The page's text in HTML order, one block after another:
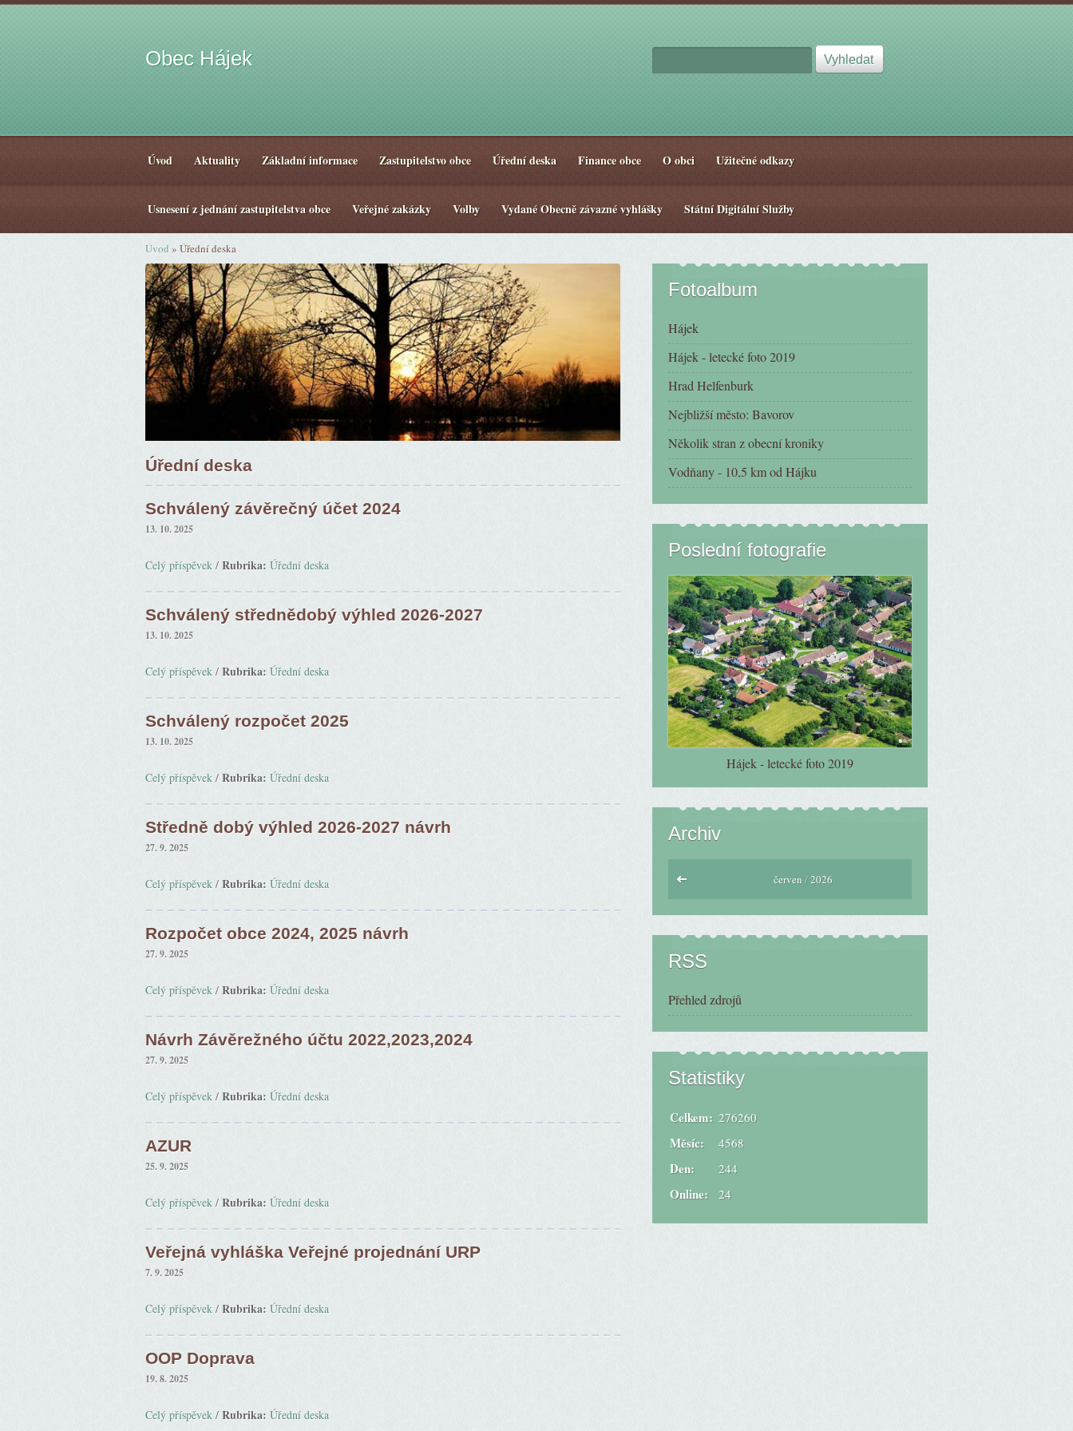
Obec Hájek
Úvod Aktuality Základní informace Zastupitelstvo obce Úřední deska Finance obce O obci Užitečné odkazy
Usnesení z jednání zastupitelstva obce Veřejné zakázky Volby Vydané Obecně závazné vyhlášky Státní Digitální Služby
Úvod » Úřední deska
Úřední deska
Schválený závěrečný účet 2024
13. 10. 2025
Celý příspěvek / Rubrika: Úřední deska
Schválený střednědobý výhled 2026-2027
13. 10. 2025
Celý příspěvek / Rubrika: Úřední deska
Schválený rozpočet 2025
13. 10. 2025
Celý příspěvek / Rubrika: Úřední deska
Středně dobý výhled 2026-2027 návrh
27. 9. 2025
Celý příspěvek / Rubrika: Úřední deska
Rozpočet obce 2024, 2025 návrh
27. 9. 2025
Celý příspěvek / Rubrika: Úřední deska
Návrh Závěrežného účtu 2022,2023,2024
27. 9. 2025
Celý příspěvek / Rubrika: Úřední deska
AZUR
25. 9. 2025
Celý příspěvek / Rubrika: Úřední deska
Veřejná vyhláška Veřejné projednání URP
7. 9. 2025
Celý příspěvek / Rubrika: Úřední deska
OOP Doprava
19. 8. 2025
Celý příspěvek / Rubrika: Úřední deska
Fotoalbum
Hájek
Hájek - letecké foto 2019
Hrad Helfenburk
Nejbližší město: Bavorov
Několik stran z obecní kroniky
Vodňany - 10,5 km od Hájku
Poslední fotografie
Hájek - letecké foto 2019
Archiv
červen /2026
RSS
Přehled zdrojů
Statistiky
Online: 24
Celkem: 276260
Měsíc: 4568
Den: 244